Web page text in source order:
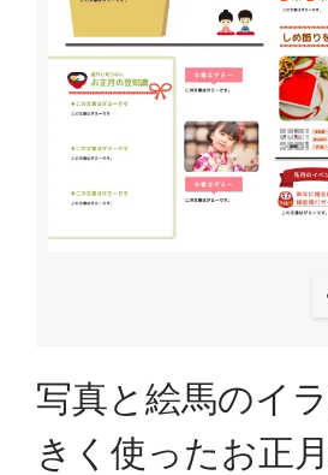
写真と絵馬のイ
きく使ったお正